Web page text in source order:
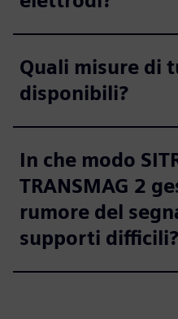
Quali misure di
disponibili?
In che modo
TRANSMAG 2
rumore del
supporti difficili?